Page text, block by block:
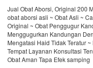
Jual Obat Aborsi, Original 200
obat aborsi asli ~ Obat Asli ~
Original ~ Obat Penggugur
Menggugurkan Kandungan
Mengatasi Haid Tidak Teratur
Tempat Layanan Konsultasi
Obat Aman Tapa Efek samping